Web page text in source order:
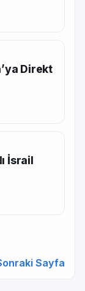
Direkt
İsrail
Sayfa